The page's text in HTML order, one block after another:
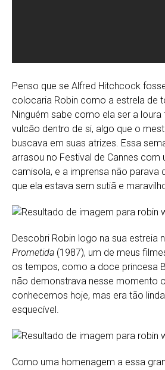
Penso que se Alfred Hitchcock
colocaria Robin como a estrela de
Ninguém sabe como ela ser a loura
vulcão dentro de si, algo que o
buscava em suas atrizes. Essa
arrasou no Festival de Cannes com
camisola, e a imprensa não parava
que ela estava sem sutiã e
Descobri Robin logo na sua estreia
Prometida (1987), um de meus
os tempos, como a doce princesa
não demonstrava nesse momento
conhecemos hoje, mas era tão
esquecível.
Como uma homenagem a essa